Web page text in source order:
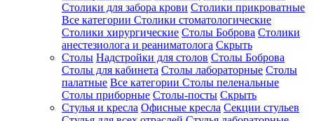
Столики для забора крови Столики прикроватные
Все категории Столики стоматологические
Столики хирургические Столы Боброва Столики
анестезиолога и реаниматолога Скрыть
Столы Надстройки для столов Столы Боброва
Столы для кабинета Столы лабораторные Столы
палатные Все категории Столы пеленальные
Столы приборные Столы-посты Скрыть
Стулья и кресла Офисные кресла Секции стульев